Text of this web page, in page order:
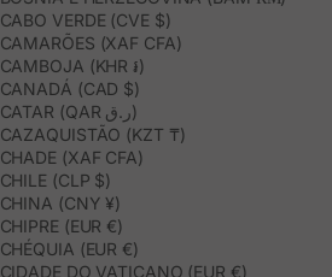
CABO VERDE (CVE $)
CAMARÕES (XAF CFA)
CAMBOJA (KHR ៛)
CANADÁ (CAD $)
CATAR (QAR ر.ق)
CAZAQUISTÃO (KZT ₸)
CHADE (XAF CFA)
CHILE (CLP $)
CHINA (CNY ¥)
CHIPRE (EUR €)
CHÉQUIA (EUR €)
CIDADE DO VATICANO (EUR €)